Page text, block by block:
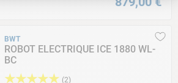
BWT
ROBOT ELECTRIQUE ICE 1880 WL-
BC
★★★★★ (2)